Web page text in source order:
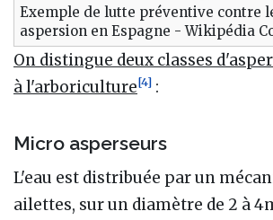
Exemple de lutte préventive contre
aspersion en Espagne - Wikipédia
On distingue deux classes
à l'arboriculture[4] :
Micro asperseurs
L'eau est distribuée par un
ailettes, sur un diamètre de 2 à